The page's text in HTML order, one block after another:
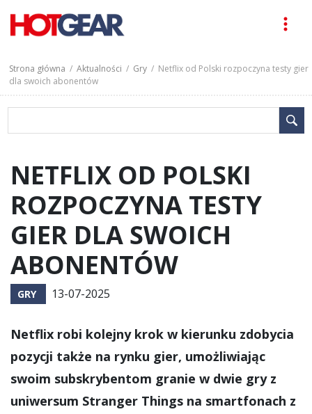
Strona główna /Aktualności / Gry / Netflix od Polski rozpoczyna testy gier
dla swoich abonentów
NETFLIX OD POLSKI
ROZPOCZYNA TESTY
GIER DLA SWOICH
ABONENTÓW
GRY 13-07-2025
Netflix robi kolejny krok w kierunku zdobycia
pozycji także na rynku gier, umożliwiając
swoim subskrybentom granie w dwie gry z
uniwersum Stranger Things na smartfonach z